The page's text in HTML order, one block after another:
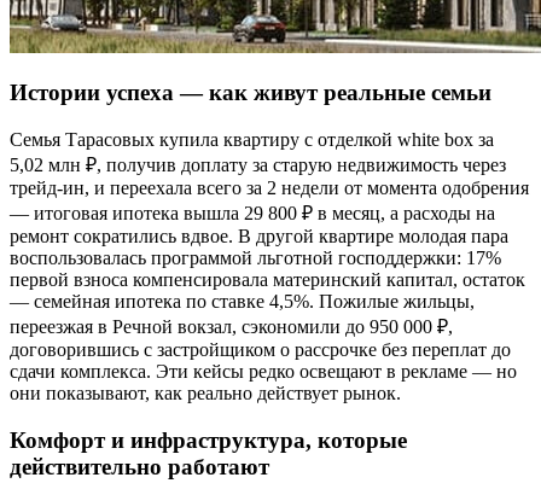
Истории успеха — как живут реальные семьи
Семья Тарасовых купила квартиру с отделкой white box за
5,02 млн ₽, получив доплату за старую недвижимость через
трейд-ин, и переехала всего за 2 недели от момента одобрения
— итоговая ипотека вышла 29 800 ₽ в месяц, а расходы на
ремонт сократились вдвое. В другой квартире молодая пара
воспользовалась программой льготной господдержки: 17%
первой взноса компенсировала материнский капитал, остаток
— семейная ипотека по ставке 4,5%. Пожилые жильцы,
переезжая в Речной вокзал, сэкономили до 950 000 ₽,
договорившись с застройщиком о рассрочке без переплат до
сдачи комплекса. Эти кейсы редко освещают в рекламе — но
они показывают, как реально действует рынок.
Комфорт и инфраструктура, которые
действительно работают